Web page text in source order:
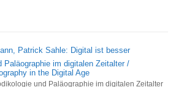
Patrick Sahle: Digital ist besser
Paläographie im digitalen Zeitalter /
in the Digital Age
und Paläographie im digitalen Zeitalter